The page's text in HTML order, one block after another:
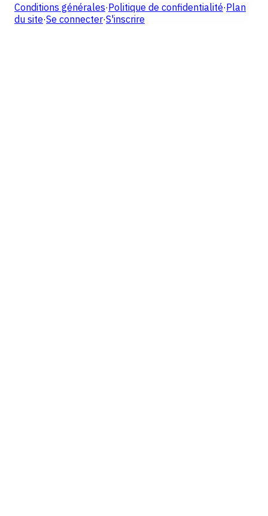
Conditions générales·Politique de confidentialité·Plan
du site·Se connecter·S'inscrire